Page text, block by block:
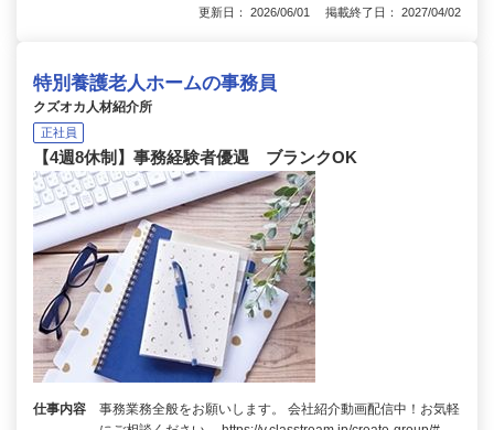
更新日： 2026/06/01 掲載終了日： 2027/04/02
特別養護老人ホームの事務員
クズオカ人材紹介所
正社員
【4週8休制】事務経験者優遇 ブランクOK
仕事内容
事務業務全般をお願いします。 会社紹介動画配信中！お気軽